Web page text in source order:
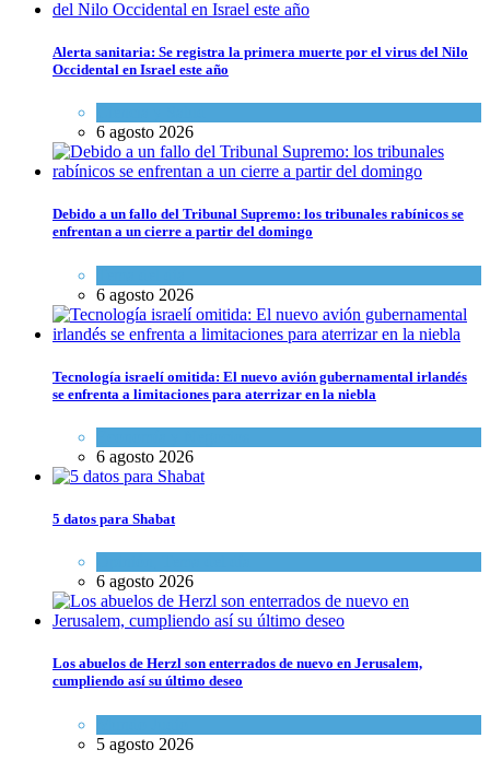
Alerta sanitaria: Se registra la primera muerte por el virus del Nilo
Occidental en Israel este año
6 agosto 2026
Debido a un fallo del Tribunal Supremo: los tribunales rabínicos se
enfrentan a un cierre a partir del domingo
6 agosto 2026
Tecnología israelí omitida: El nuevo avión gubernamental irlandés
se enfrenta a limitaciones para aterrizar en la niebla
6 agosto 2026
5 datos para Shabat
6 agosto 2026
Los abuelos de Herzl son enterrados de nuevo en Jerusalem,
cumpliendo así su último deseo
5 agosto 2026